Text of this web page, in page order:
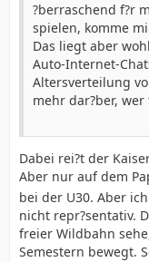
?berraschend f?r
spielen, komme
Das liegt aber
Auto-Internet-
Altersverteilung
mehr dar?ber, wer
Dabei rei?t der
Aber nur auf dem
bei der U30. Aber
nicht repr?sentativ.
freier Wildbahn
Semestern bewegt.